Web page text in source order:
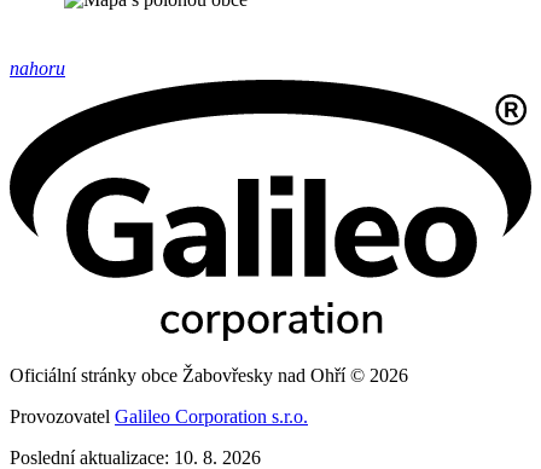
nahoru
Oficiální stránky obce Žabovřesky nad Ohří © 2026
Provozovatel Galileo Corporation s.r.o.
Poslední aktualizace: 10. 8. 2026